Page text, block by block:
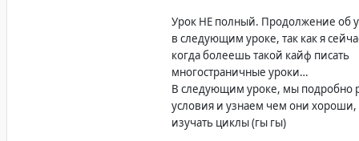
Урок НЕ полный. Продолжение об
в следующим уроке, так как я
когда болеешь такой кайф писать
многостраничные уроки…
В следующим уроке, мы подробно
условия и узнаем чем они хороши,
изучать циклы (гы гы)